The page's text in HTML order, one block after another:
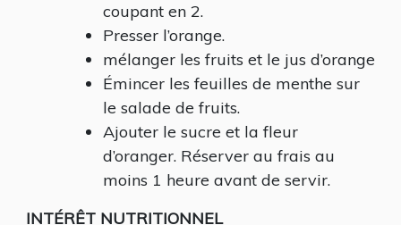
coupant en 2.
Presser l’orange.
mélanger les fruits et le jus d’orange
Émincer les feuilles de menthe sur
le salade de fruits.
Ajouter le sucre et la fleur
d’oranger. Réserver au frais au
moins 1 heure avant de servir.
INTÉRÊT NUTRITIONNEL